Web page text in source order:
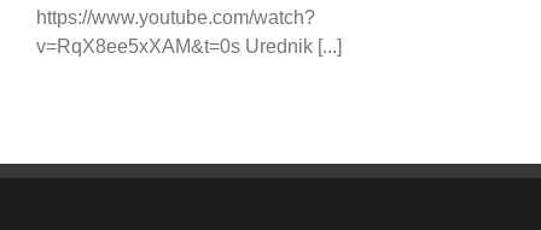
https://www.youtube.com/watch?
v=RqX8ee5xXAM&t=0s Urednik [...]